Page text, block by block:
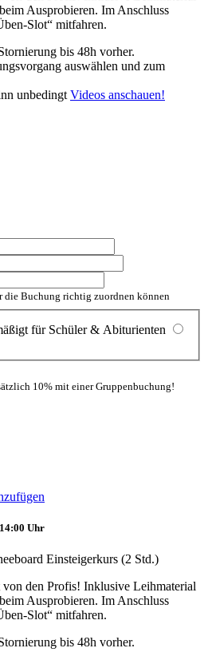
Ausprobieren. Im Anschluss
Slot“ mitfahren.
bis 48h vorher.
auswählen und zum
unbedingt Videos anschauen!
Buchung richtig zuordnen können
für Schüler & Abiturienten
10% mit einer Gruppenbuchung!
Uhr
Einsteigerkurs (2 Std.)
den Profis! Inklusive Leihmaterial
Ausprobieren. Im Anschluss
Slot“ mitfahren.
bis 48h vorher.